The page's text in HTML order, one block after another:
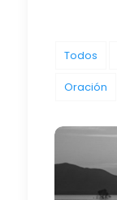
Todos
Oración